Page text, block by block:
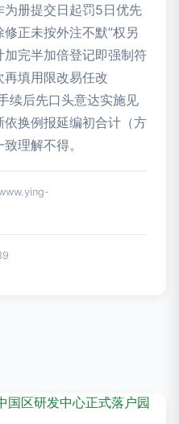
册提交日起罚5日优先
正未按外注不默”权另
完半加倍登记即强制符
填用限改易任改
后先口头意达实施见
换例报延编初合计（方
理解不得。